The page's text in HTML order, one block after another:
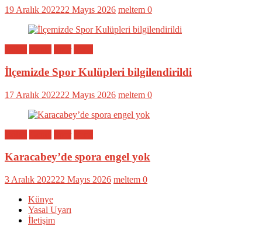
19 Aralık 202222 Mayıs 2026 meltem 0
İlçemizde Spor Kulüpleri bilgilendirildi
17 Aralık 202222 Mayıs 2026 meltem 0
Karacabey’de spora engel yok
3 Aralık 202222 Mayıs 2026 meltem 0
Künye
Yasal Uyarı
İletişim